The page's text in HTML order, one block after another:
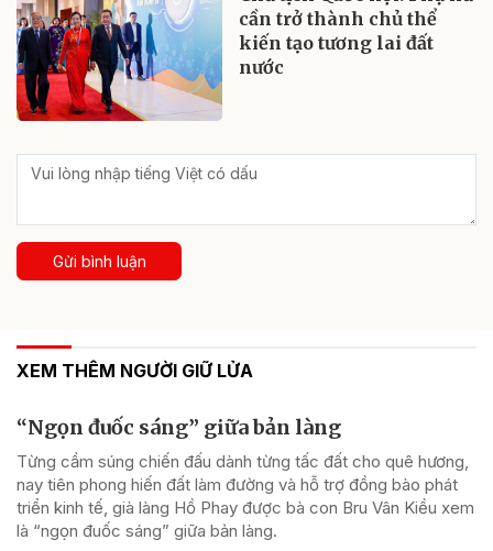
cần trở thành chủ thể
kiến tạo tương lai đất
nước
Gửi bình luận
XEM THÊM NGƯỜI GIỮ LỬA
“Ngọn đuốc sáng” giữa bản làng
Từng cầm súng chiến đấu dành từng tấc đất cho quê hương,
nay tiên phong hiến đất làm đường và hỗ trợ đồng bào phát
triển kinh tế, già làng Hồ Phay được bà con Bru Vân Kiều xem
là “ngọn đuốc sáng” giữa bản làng.